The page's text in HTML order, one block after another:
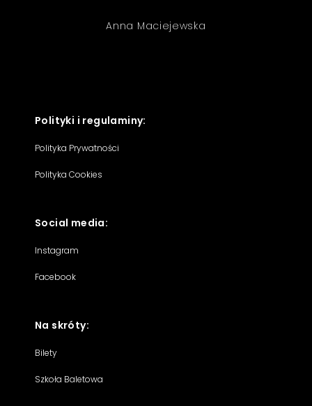
Anna Maciejewska
Polityki i regulaminy:
Polityka Prywatności
Polityka Cookies
Social media:
Instagram
Facebook
Na skróty:
Bilety
Szkoła Baletowa